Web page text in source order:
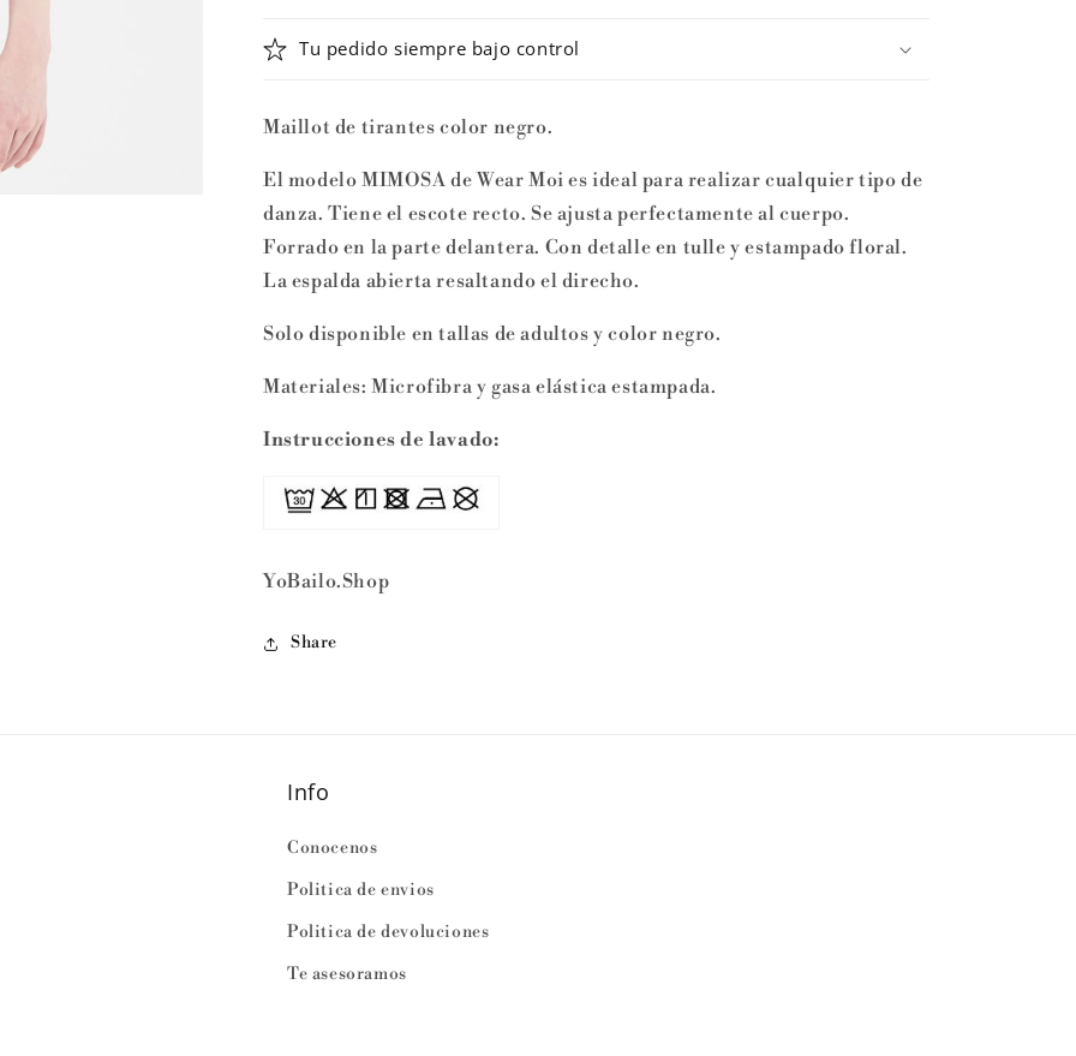
Tu pedido siempre bajo control
Maillot de tirantes color negro.
El modelo MIMOSA de Wear Moi es ideal para realizar cualquier tipo de
danza. Tiene el escote recto. Se ajusta perfectamente al cuerpo.
Forrado en la parte delantera. Con detalle en tulle y estampado floral.
La espalda abierta resaltando el direcho.
Solo disponible en tallas de adultos y color negro.
Materiales: Microfibra y gasa elástica estampada.
Instrucciones de lavado:
YoBailo.Shop
Share
Info
Conocenos
Politica de envios
Politica de devoluciones
Te asesoramos